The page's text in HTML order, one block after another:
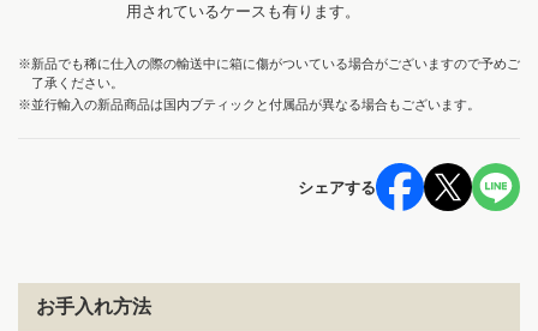
用されているケースも有ります。
※新品でも稀に仕入の際の輸送中に箱に傷がついている場合がございますので予めご
了承ください。
※並行輸入の新品商品は国内ブティックと付属品が異なる場合もございます。
シェアする
お手入れ方法